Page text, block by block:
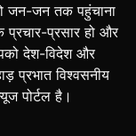
जन-जन तक पहुंचाना
प्रसार हो और
देश-विदेश और
प्रभात विश्वसनीय
पोर्टल है।